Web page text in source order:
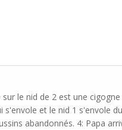
sur le nid de 2 est une cigogne
s'envole et le nid 1 s'envole
abandonnés. 4: Papa